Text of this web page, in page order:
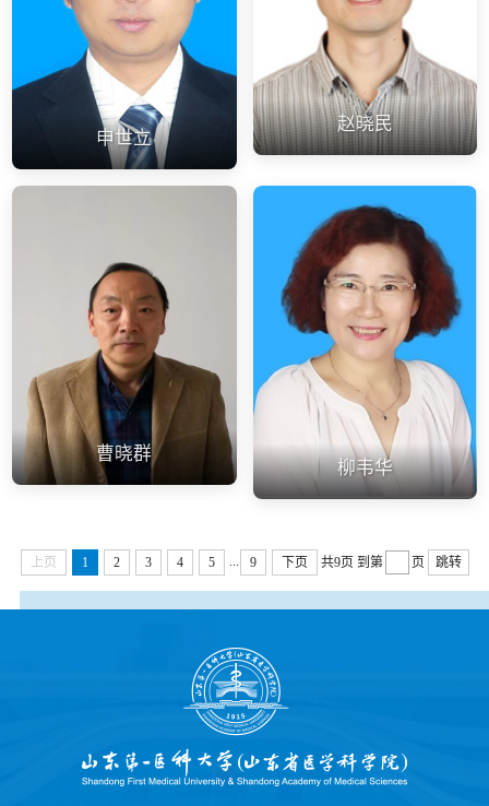
申世立
赵晓民
曹晓群
柳韦华
上页 1 2 3 4 5 ... 9 下页 共9页 到第 页 跳转